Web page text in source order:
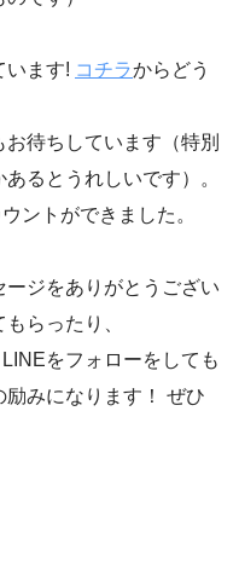
います! コチラからどう
待ちしています（特別
るとうれしいです）。
ントができました。
ジをありがとうござい
らったり、
をフォローをしても
みになります！ ぜひ